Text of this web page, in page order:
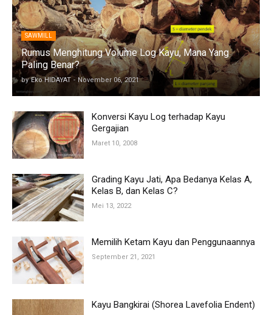
SAWMILL
Rumus Menghitung Volume Log Kayu, Mana Yang
Paling Benar?
by Eko HIDAYAT - November 06, 2021
Konversi Kayu Log terhadap Kayu
Gergajian
Maret 10, 2008
Grading Kayu Jati, Apa Bedanya Kelas A,
Kelas B, dan Kelas C?
Mei 13, 2022
Memilih Ketam Kayu dan Penggunaannya
September 21, 2021
Kayu Bangkirai (Shorea Lavefolia Endent)